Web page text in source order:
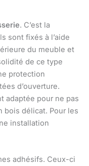
. C’est la
sont fixés à l’aide
du meuble et
de ce type
protection
d’ouverture.
adaptée pour ne pas
bois délicat. Pour les
installation
adhésifs. Ceux-ci